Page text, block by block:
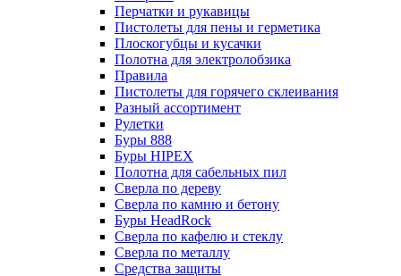
Перчатки и рукавицы
Пистолеты для пены и герметика
Плоскогубцы и кусачки
Полотна для электролобзика
Правила
Пистолеты для горячего склеивания
Разный ассортимент
Рулетки
Буры 888
Буры HIPEX
Полотна для сабельных пил
Сверла по дереву
Сверла по камню и бетону
Буры HeadRock
Сверла по кафелю и стеклу
Сверла по металлу
Средства защиты